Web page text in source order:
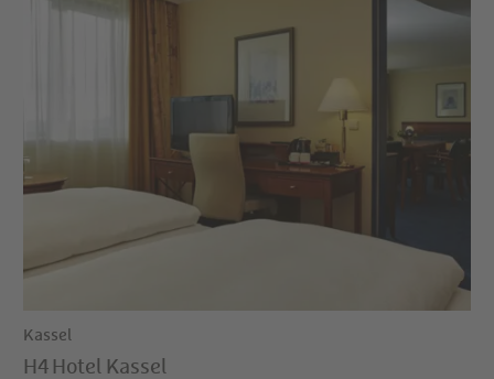
Kassel
H4 Hotel Kassel